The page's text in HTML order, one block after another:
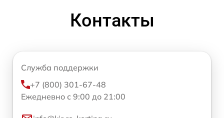
Контакты
Служба поддержки
+7 (800) 301-67-48
Ежедневно с 9:00 до 21:00